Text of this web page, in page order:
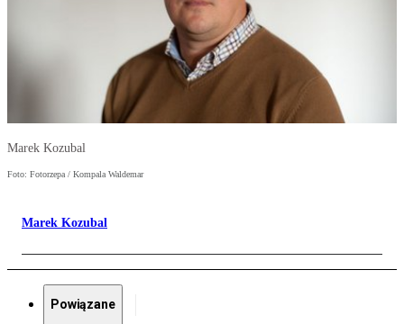
Marek Kozubal
Foto: Fotorzepa / Kompala Waldemar
Marek Kozubal
Powiązane